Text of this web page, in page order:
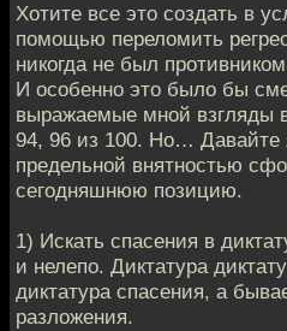
Хотите все это создать в
помощью переломить
никогда не был
И особенно это было бы
выражаемые мной взгляды
94, 96 из 100. Но… Давайте
предельной внятностью
сегодняшнюю позицию.
1) Искать спасения в
и нелепо. Диктатура
диктатура спасения, а
разложения.